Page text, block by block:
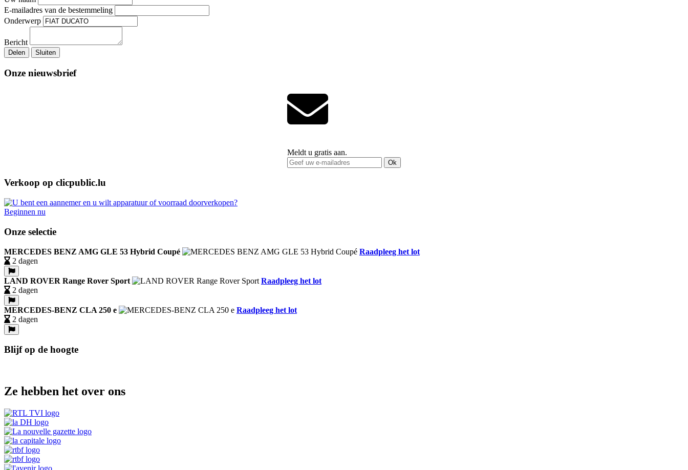
E-mailadres van de bestemmeling
Onderwerp
Bericht
Delen Sluiten
Onze nieuwsbrief
Meldt u gratis aan.
Ok
Verkoop op clicpublic.lu
Beginnen nu
Onze selectie
MERCEDES BENZ AMG GLE 53 Hybrid Coupé
Raadpleeg het lot
2 dagen
LAND ROVER Range Rover Sport
Raadpleeg het lot
2 dagen
MERCEDES-BENZ CLA 250 e
Raadpleeg het lot
2 dagen
Blijf op de hoogte
Ze hebben het over ons